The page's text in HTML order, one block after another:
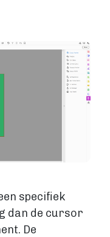
specifiek
dan de cursor
De